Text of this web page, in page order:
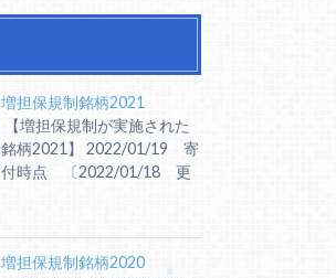
増担保規制銘柄2021
【増担保規制が実施された
銘柄2021】 2022/01/19 寄
付時点 〔2022/01/18 更
増担保規制銘柄2020